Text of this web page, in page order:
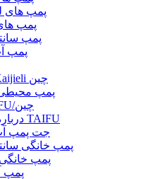
پمپ
پمپ
پمپ
پمپ
پمپ کایجیلی Kaijieli چین
پمپ
پمپ تایفو/TAIFU/چین
درباره ی تایفو TAIFU
جت پمپ
پمپ خانگی
پمپ
پمپ